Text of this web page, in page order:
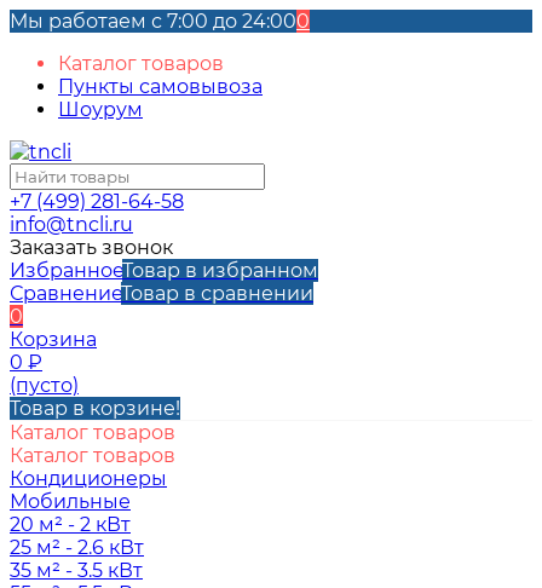
Мы работаем с 7:00 до 24:000
Каталог товаров
Пункты самовывоза
Шоурум
+7 (499) 281-64-58
info@tncli.ru
Заказать звонок
ИзбранноеТовар в избранном
СравнениеТовар в сравнении
0
Корзина
0 ₽
(пусто)
Товар в корзине!
Каталог товаров
Каталог товаров
Кондиционеры
Мобильные
20 м² - 2 кВт
25 м² - 2.6 кВт
35 м² - 3.5 кВт